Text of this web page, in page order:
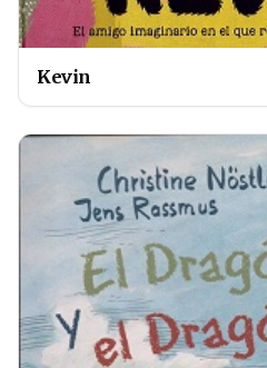
Kevin